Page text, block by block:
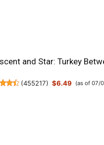
and Star: Turkey
(455217) $6.49 (as of 07/